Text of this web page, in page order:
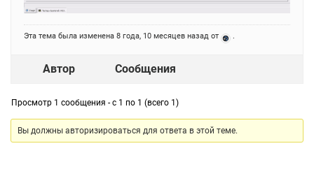
Эта тема была изменена 8 года, 10 месяцев назад от .
Автор Сообщения
Просмотр 1 сообщения - с 1 по 1 (всего 1)
Вы должны авторизироваться для ответа в этой теме.